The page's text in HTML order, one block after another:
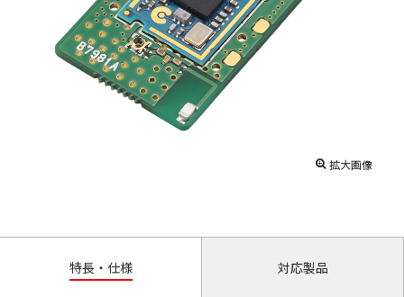
拡大画像
特長・仕様 対応製品